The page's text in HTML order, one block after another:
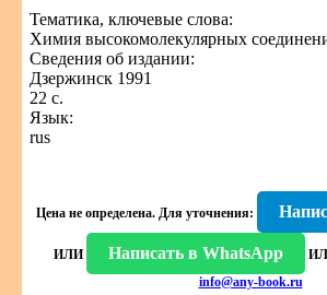
Тематика, ключевые слова:
Химия высокомолекулярных
Сведения об издании:
Дзержинск 1991
22 с.
Язык:
rus
Цена не определена. Для уточнения:
ИЛИ Написать в WhatsApp
info@any-book.ru